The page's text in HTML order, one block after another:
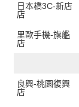
日本橋3C-新店
店
里歐手機-旗艦
店
良興-桃園復興
店